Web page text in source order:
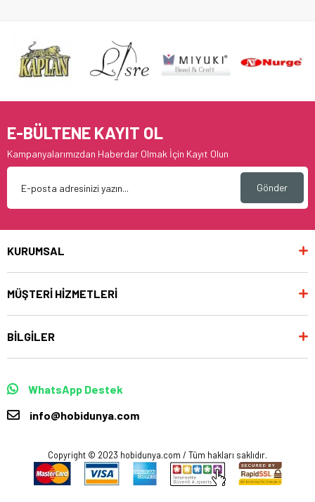
E-BÜLTENE KAYIT OL
Kampanyalarımızdan Haberdar Olmak İçin Kayıt Olun
Gönder
KURUMSAL
MÜŞTERİ HİZMETLERİ
BİLGİLER
WhatsApp Destek
info@hobidunya.com
Copyright © 2023 hobidunya.com / Tüm hakları saklıdır.